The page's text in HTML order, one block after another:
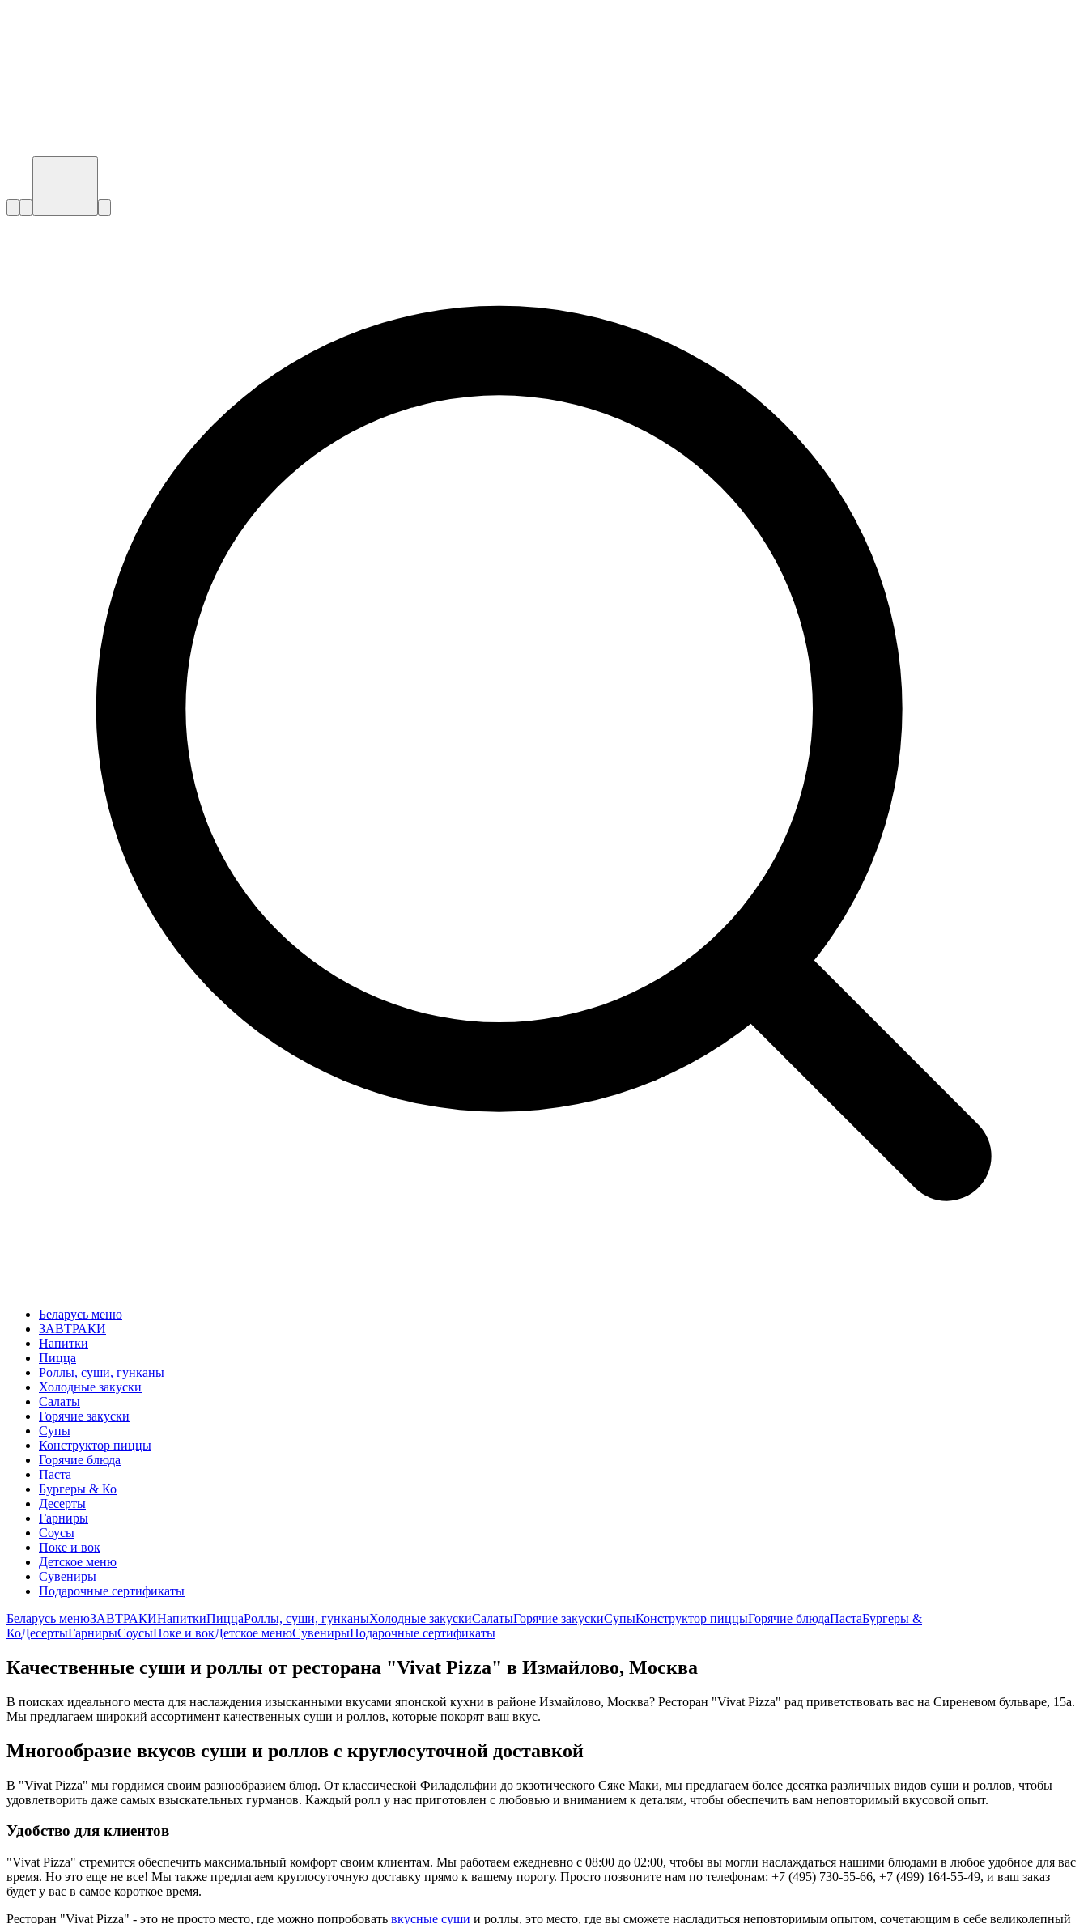
Беларусь меню
ЗАВТРАКИ
Напитки
Пицца
Роллы, суши, гунканы
Холодные закуски
Салаты
Горячие закуски
Супы
Конструктор пиццы
Горячие блюда
Паста
Бургеры & Ко
Десерты
Гарниры
Соусы
Поке и вок
Детское меню
Сувениры
Подарочные сертификаты
Беларусь менюЗАВТРАКИНапиткиПиццаРоллы, суши, гунканыХолодные закускиСалатыГорячие закускиСупыКонструктор пиццыГорячие блюдаПастаБургеры &
КоДесертыГарнирыСоусыПоке и вокДетское менюСувенирыПодарочные сертификаты
Качественные суши и роллы от ресторана "Vivat Pizza" в Измайлово, Москва
В поисках идеального места для наслаждения изысканными вкусами японской кухни в районе Измайлово, Москва? Ресторан "Vivat Pizza" рад приветствовать вас на Сиреневом бульваре, 15а.
Мы предлагаем широкий ассортимент качественных суши и роллов, которые покорят ваш вкус.
Многообразие вкусов суши и роллов с круглосуточной доставкой
В "Vivat Pizza" мы гордимся своим разнообразием блюд. От классической Филадельфии до экзотического Сяке Маки, мы предлагаем более десятка различных видов суши и роллов, чтобы
удовлетворить даже самых взыскательных гурманов. Каждый ролл у нас приготовлен с любовью и вниманием к деталям, чтобы обеспечить вам неповторимый вкусовой опыт.
Удобство для клиентов
"Vivat Pizza" стремится обеспечить максимальный комфорт своим клиентам. Мы работаем ежедневно с 08:00 до 02:00, чтобы вы могли наслаждаться нашими блюдами в любое удобное для вас
время. Но это еще не все! Мы также предлагаем круглосуточную доставку прямо к вашему порогу. Просто позвоните нам по телефонам: +7 (495) 730-55-66, +7 (499) 164-55-49, и ваш заказ
будет у вас в самое короткое время.
Ресторан "Vivat Pizza" - это не просто место, где можно попробовать вкусные суши и роллы, это место, где вы сможете насладиться неповторимым опытом, сочетающим в себе великолепный